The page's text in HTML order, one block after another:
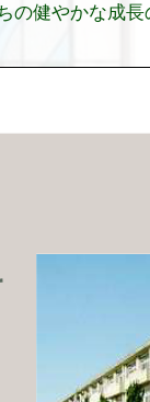
健やかな成長